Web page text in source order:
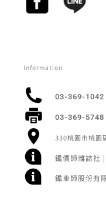
Information
03-369-1042
03-369-
330桃園市桃園
鑑價師雜誌社
鑑車師股份有